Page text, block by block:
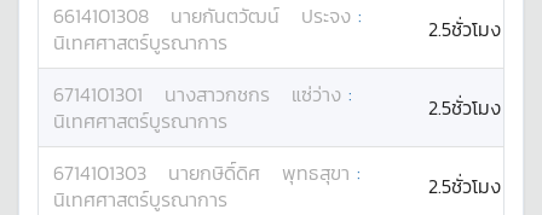
6614101308 นายกันตวัฒน์ ประจง :
นิเทศศาสตร์บูรณาการ
2.5ชั่วโมง
6714101301 นางสาวกชกร แซ่ว่าง :
นิเทศศาสตร์บูรณาการ
2.5ชั่วโมง
6714101303 นายกษิดิ์ดิศ พุทธสุขา :
นิเทศศาสตร์บูรณาการ
2.5ชั่วโมง